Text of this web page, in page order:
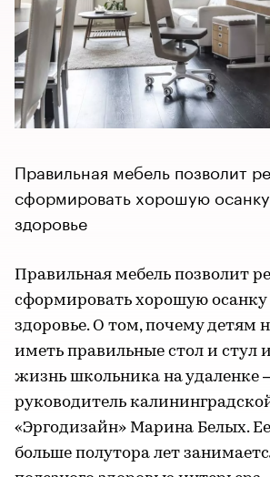
Правильная мебель позволит
сформировать хорошую
здоровье
Правильная мебель позволит
сформировать хорошую осанку
здоровье. О том, почему детям
иметь правильные стол и стул
жизнь школьника на удаленке
руководитель
«Эргодизайн» Марина Белых.
больше полутора лет